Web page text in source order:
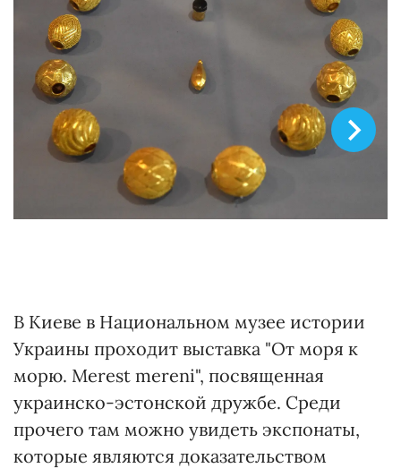
В Киеве в Национальном музее истории
Украины проходит выставка "От моря к
морю. Merest mereni", посвященная
украинско-эстонской дружбе. Среди
прочего там можно увидеть экспонаты,
которые являются доказательством